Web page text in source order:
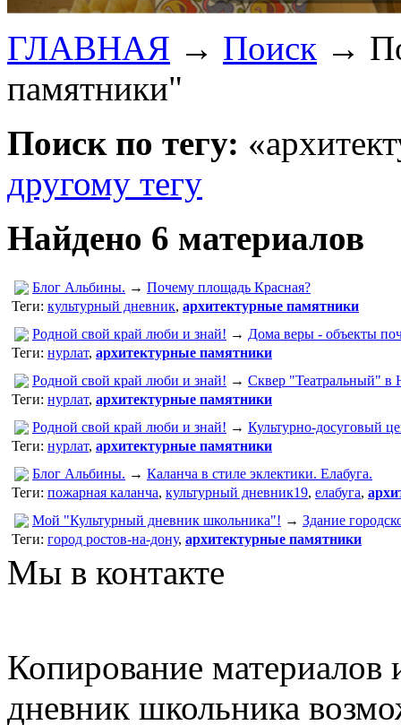
ГЛАВНАЯ → Поиск →
памятники"
Поиск по тегу:
другому тегу
Найдено 6 материалов
Блог Альбины. → Почему площадь Красная?
Теги: культурный дневник, архитектурные памятники
Родной свой край люби и знай! → Дома веры - объекты
Теги: нурлат, архитектурные памятники
Родной свой край люби и знай! → Сквер "Театральный" в
Теги: нурлат, архитектурные памятники
Родной свой край люби и знай! → Культурно-досуговый
Теги: нурлат, архитектурные памятники
Блог Альбины. → Каланча в стиле эклектики. Елабуга.
Теги: пожарная каланча, культурный дневник19, елабуга,
Мой "Культурный дневник школьника"! → Здание
Теги: город ростов-на-дону, архитектурные памятники
Мы в контакте
Копирование материалов
дневник школьника